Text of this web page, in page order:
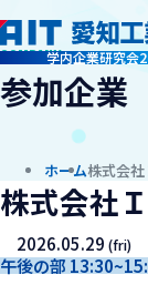
学内企業研究会
company
参加企業
ホーム株式会
株式会社
2026.05.29(fri)
午後の部